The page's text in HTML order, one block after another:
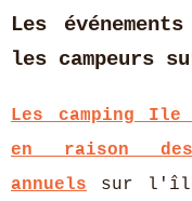
Les
les campeurs
Les camping
en raison des
annuels sur l'île.